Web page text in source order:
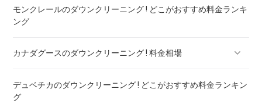
モンクレールのダウンクリーニング ! どこがおすすめ料金ランキ
ング
カナダグースのダウンクリーニング ! 料金相場
カナダグースのダウンのリペア ! 料金ランキング
デュベチカのダウンクリーニング ! どこがおすすめ料金ランキン
グ